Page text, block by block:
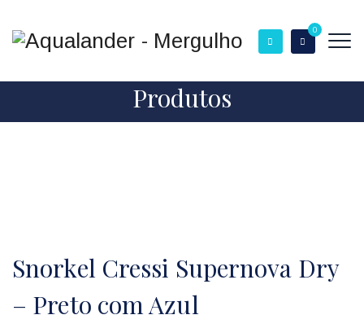
0
Produtos
Snorkel Cressi Supernova Dry
– Preto com Azul